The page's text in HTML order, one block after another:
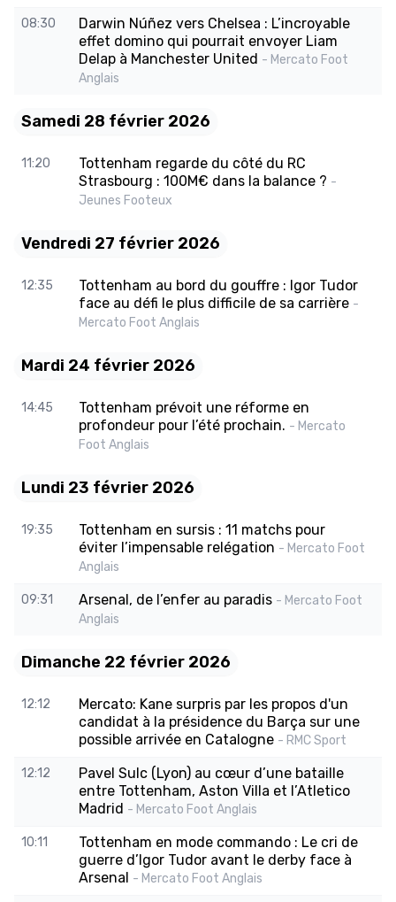
08:30
Darwin Núñez vers Chelsea : L’incroyable
effet domino qui pourrait envoyer Liam
Delap à Manchester United - Mercato Foot
Anglais
Samedi 28 février 2026
11:20
Tottenham regarde du côté du RC
Strasbourg : 100M€ dans la balance ? -
Jeunes Footeux
Vendredi 27 février 2026
12:35
Tottenham au bord du gouffre : Igor Tudor
face au défi le plus difficile de sa carrière -
Mercato Foot Anglais
Mardi 24 février 2026
14:45
Tottenham prévoit une réforme en
profondeur pour l’été prochain. - Mercato
Foot Anglais
Lundi 23 février 2026
19:35
Tottenham en sursis : 11 matchs pour
éviter l’impensable relégation - Mercato Foot
Anglais
09:31 Arsenal, de l’enfer au paradis - Mercato Foot
Anglais
Dimanche 22 février 2026
12:12
Mercato: Kane surpris par les propos d'un
candidat à la présidence du Barça sur une
possible arrivée en Catalogne - RMC Sport
12:12
Pavel Sulc (Lyon) au cœur d’une bataille
entre Tottenham, Aston Villa et l’Atletico
Madrid - Mercato Foot Anglais
10:11
Tottenham en mode commando : Le cri de
guerre d’Igor Tudor avant le derby face à
Arsenal - Mercato Foot Anglais